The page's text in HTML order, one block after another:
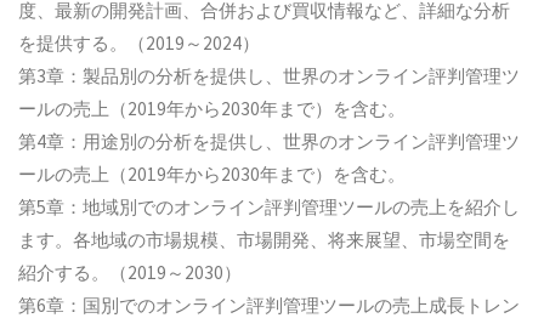
度、最新の開発計画、合併および買収情報など、詳細な分析
を提供する。（2019～2024）
第3章：製品別の分析を提供し、世界のオンライン評判管理ツ
ールの売上（2019年から2030年まで）を含む。
第4章：用途別の分析を提供し、世界のオンライン評判管理ツ
ールの売上（2019年から2030年まで）を含む。
第5章：地域別でのオンライン評判管理ツールの売上を紹介し
ます。各地域の市場規模、市場開発、将来展望、市場空間を
紹介する。（2019～2030）
第6章：国別でのオンライン評判管理ツールの売上成長トレン